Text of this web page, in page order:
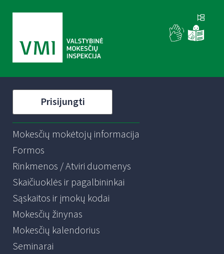
Prisijungti
Mokesčių mokėtojų informacija
Formos
Rinkmenos / Atviri duomenys
Skaičiuoklės ir pagalbininkai
Sąskaitos ir įmokų kodai
Mokesčių žinynas
Mokesčių kalendorius
Seminarai